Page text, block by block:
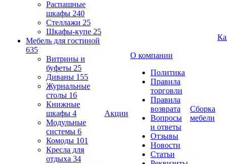
Распашные
шкафы 240
Стеллажи 25
Шкафы-купе 25
Мебель для гостиной
635
Витрины и
буфеты 25
Диваны 155
Журнальные
столы 16
Книжные
шкафы 4
Модульные
системы 6
Комоды 101
Кресла для
отдыха 34
Акции
О компании
Политика
Правила
торговли
Правила
возврата
Вопросы
и ответы
Отзывы
Новости
Статьи
Сборка
мебели